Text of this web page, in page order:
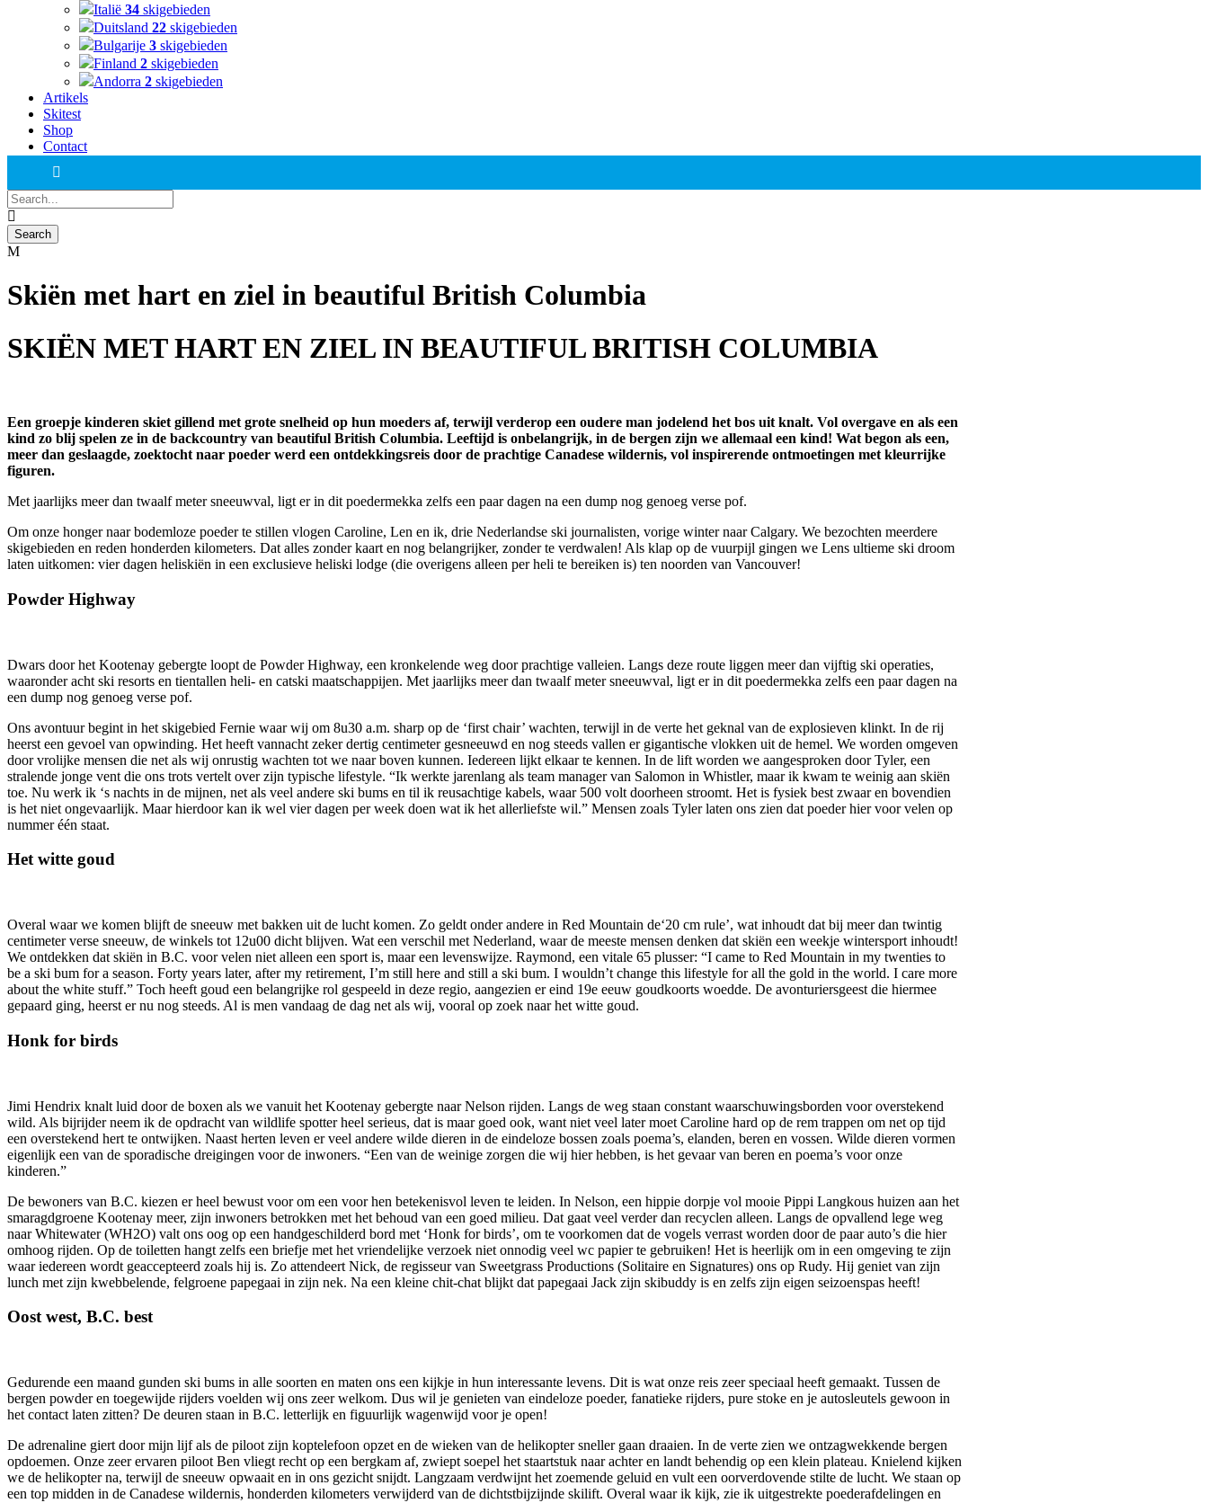
Italië 34 skigebieden
Duitsland 22 skigebieden
Bulgarije 3 skigebieden
Finland 2 skigebieden
Andorra 2 skigebieden
Artikels
Skitest
Shop
Contact
Skiën met hart en ziel in beautiful British Columbia
SKIËN MET HART EN ZIEL IN BEAUTIFUL BRITISH COLUMBIA
Een groepje kinderen skiet gillend met grote snelheid op hun moeders af, terwijl verderop een oudere man jodelend het bos uit knalt. Vol overgave en als een
kind zo blij spelen ze in de backcountry van beautiful British Columbia. Leeftijd is onbelangrijk, in de bergen zijn we allemaal een kind! Wat begon als een,
meer dan geslaagde, zoektocht naar poeder werd een ontdekkingsreis door de prachtige Canadese wildernis, vol inspirerende ontmoetingen met kleurrijke
figuren.
Met jaarlijks meer dan twaalf meter sneeuwval, ligt er in dit poedermekka zelfs een paar dagen na een dump nog genoeg verse pof.
Om onze honger naar bodemloze poeder te stillen vlogen Caroline, Len en ik, drie Nederlandse ski journalisten, vorige winter naar Calgary. We bezochten meerdere
skigebieden en reden honderden kilometers. Dat alles zonder kaart en nog belangrijker, zonder te verdwalen! Als klap op de vuurpijl gingen we Lens ultieme ski droom
laten uitkomen: vier dagen heliskiën in een exclusieve heliski lodge (die overigens alleen per heli te bereiken is) ten noorden van Vancouver!
Powder Highway
Dwars door het Kootenay gebergte loopt de Powder Highway, een kronkelende weg door prachtige valleien. Langs deze route liggen meer dan vijftig ski operaties,
waaronder acht ski resorts en tientallen heli- en catski maatschappijen. Met jaarlijks meer dan twaalf meter sneeuwval, ligt er in dit poedermekka zelfs een paar dagen na
een dump nog genoeg verse pof.
Ons avontuur begint in het skigebied Fernie waar wij om 8u30 a.m. sharp op de ‘first chair’ wachten, terwijl in de verte het geknal van de explosieven klinkt. In de rij
heerst een gevoel van opwinding. Het heeft vannacht zeker dertig centimeter gesneeuwd en nog steeds vallen er gigantische vlokken uit de hemel. We worden omgeven
door vrolijke mensen die net als wij onrustig wachten tot we naar boven kunnen. Iedereen lijkt elkaar te kennen. In de lift worden we aangesproken door Tyler, een
stralende jonge vent die ons trots vertelt over zijn typische lifestyle. “Ik werkte jarenlang als team manager van Salomon in Whistler, maar ik kwam te weinig aan skiën
toe. Nu werk ik ‘s nachts in de mijnen, net als veel andere ski bums en til ik reusachtige kabels, waar 500 volt doorheen stroomt. Het is fysiek best zwaar en bovendien
is het niet ongevaarlijk. Maar hierdoor kan ik wel vier dagen per week doen wat ik het allerliefste wil.” Mensen zoals Tyler laten ons zien dat poeder hier voor velen op
nummer één staat.
Het witte goud
Overal waar we komen blijft de sneeuw met bakken uit de lucht komen. Zo geldt onder andere in Red Mountain de‘20 cm rule’, wat inhoudt dat bij meer dan twintig
centimeter verse sneeuw, de winkels tot 12u00 dicht blijven. Wat een verschil met Nederland, waar de meeste mensen denken dat skiën een weekje wintersport inhoudt!
We ontdekken dat skiën in B.C. voor velen niet alleen een sport is, maar een levenswijze. Raymond, een vitale 65 plusser: “I came to Red Mountain in my twenties to
be a ski bum for a season. Forty years later, after my retirement, I’m still here and still a ski bum. I wouldn’t change this lifestyle for all the gold in the world. I care more
about the white stuff.” Toch heeft goud een belangrijke rol gespeeld in deze regio, aangezien er eind 19e eeuw goudkoorts woedde. De avonturiersgeest die hiermee
gepaard ging, heerst er nu nog steeds. Al is men vandaag de dag net als wij, vooral op zoek naar het witte goud.
Honk for birds
Jimi Hendrix knalt luid door de boxen als we vanuit het Kootenay gebergte naar Nelson rijden. Langs de weg staan constant waarschuwingsborden voor overstekend
wild. Als bijrijder neem ik de opdracht van wildlife spotter heel serieus, dat is maar goed ook, want niet veel later moet Caroline hard op de rem trappen om net op tijd
een overstekend hert te ontwijken. Naast herten leven er veel andere wilde dieren in de eindeloze bossen zoals poema’s, elanden, beren en vossen. Wilde dieren vormen
eigenlijk een van de sporadische dreigingen voor de inwoners. “Een van de weinige zorgen die wij hier hebben, is het gevaar van beren en poema’s voor onze
kinderen.”
De bewoners van B.C. kiezen er heel bewust voor om een voor hen betekenisvol leven te leiden. In Nelson, een hippie dorpje vol mooie Pippi Langkous huizen aan het
smaragdgroene Kootenay meer, zijn inwoners betrokken met het behoud van een goed milieu. Dat gaat veel verder dan recyclen alleen. Langs de opvallend lege weg
naar Whitewater (WH2O) valt ons oog op een handgeschilderd bord met ‘Honk for birds’, om te voorkomen dat de vogels verrast worden door de paar auto’s die hier
omhoog rijden. Op de toiletten hangt zelfs een briefje met het vriendelijke verzoek niet onnodig veel wc papier te gebruiken! Het is heerlijk om in een omgeving te zijn
waar iedereen wordt geaccepteerd zoals hij is. Zo attendeert Nick, de regisseur van Sweetgrass Productions (Solitaire en Signatures) ons op Rudy. Hij geniet van zijn
lunch met zijn kwebbelende, felgroene papegaai in zijn nek. Na een kleine chit-chat blijkt dat papegaai Jack zijn skibuddy is en zelfs zijn eigen seizoenspas heeft!
Oost west, B.C. best
Gedurende een maand gunden ski bums in alle soorten en maten ons een kijkje in hun interessante levens. Dit is wat onze reis zeer speciaal heeft gemaakt. Tussen de
bergen powder en toegewijde rijders voelden wij ons zeer welkom. Dus wil je genieten van eindeloze poeder, fanatieke rijders, pure stoke en je autosleutels gewoon in
het contact laten zitten? De deuren staan in B.C. letterlijk en figuurlijk wagenwijd voor je open!
De adrenaline giert door mijn lijf als de piloot zijn koptelefoon opzet en de wieken van de helikopter sneller gaan draaien. In de verte zien we ontzagwekkende bergen
opdoemen. Onze zeer ervaren piloot Ben vliegt recht op een bergkam af, zwiept soepel het staartstuk naar achter en landt behendig op een klein plateau. Knielend kijken
we de helikopter na, terwijl de sneeuw opwaait en in ons gezicht snijdt. Langzaam verdwijnt het zoemende geluid en vult een oorverdovende stilte de lucht. We staan op
een top midden in de Canadese wildernis, honderden kilometers verwijderd van de dichtstbijzijnde skilift. Overal waar ik kijk, zie ik uitgestrekte poederafdelingen en